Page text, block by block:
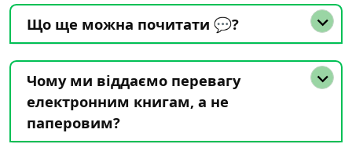
Що ще можна почитати 💬?
Чому ми віддаємо перевагу
електронним книгам, а не
паперовим?